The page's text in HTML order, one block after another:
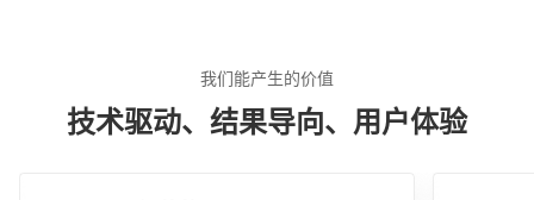
我们能产生的价值
技术驱动、结果导向、用户体验